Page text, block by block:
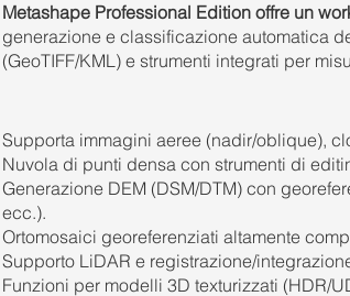
Metashape Professional Edition offre un
generazione e classificazione automatica
(GeoTIFF/KML) e strumenti integrati per
Supporta immagini aeree (nadir/oblique),
Nuvola di punti densa con strumenti di
Generazione DEM (DSM/DTM) con
ecc.).
Ortomosaici georeferenziati altamente
Supporto LiDAR e registrazione/
Funzioni per modelli 3D texturizzati (HDR/